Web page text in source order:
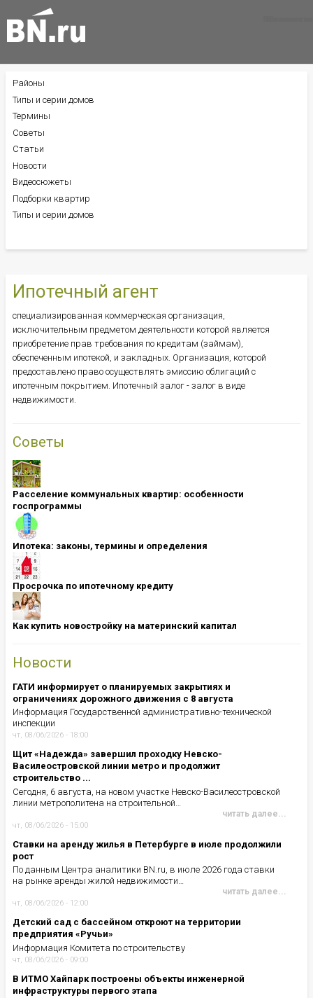
Ипотечный агент
специализированная коммерческая организация,
исключительным предметом деятельности которой является
приобретение прав требования по кредитам (займам),
обеспеченным ипотекой, и закладных. Организация, которой
предоставлено право осуществлять эмиссию облигаций с
ипотечным покрытием. Ипотечный залог - залог в виде
недвижимости.
Советы
Расселение коммунальных квартир: особенности
госпрограммы
Ипотека: ​​​​​​​законы, термины и определения
Просрочка по ипотечному кредиту
Как купить новостройку на материнский капитал
Новости
ГАТИ информирует о планируемых закрытиях и
ограничениях дорожного движения с 8 августа
Информация Государственной административно-технической
инспекции
чт, 08/06/2026 - 18:00
Щит «Надежда» завершил проходку Невско-
Василеостровской линии метро и продолжит
строительство ...
Сегодня, 6 августа, на новом участке Невско-Василеостровской
линии метрополитена на строительной…
читать далее...
чт, 08/06/2026 - 15:00
Ставки на аренду жилья в Петербурге в июле продолжили
рост
По данным Центра аналитики BN.ru, в июле 2026 года ставки
на рынке аренды жилой недвижимости…
читать далее...
чт, 08/06/2026 - 12:00
Детский сад с бассейном откроют на территории
предприятия «Ручьи»
Информация Комитета по строительству
чт, 08/06/2026 - 09:00
В ИТМО Хайпарк построены объекты инженерной
инфраструктуры первого этапа
БОКОВОЕ
МЕНЮ
Районы
Типы и серии домов
Термины
Советы
Статьи
Новости
Видеосюжеты
Подборки квартир
Типы и серии домов